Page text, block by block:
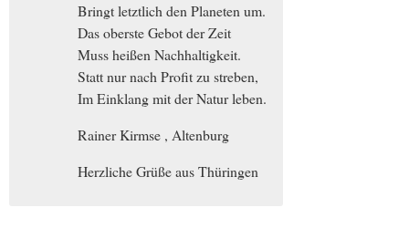
Bringt letztlich den Planeten um.
Das oberste Gebot der Zeit
Muss heißen Nachhaltigkeit.
Statt nur nach Profit zu streben,
Im Einklang mit der Natur leben.
Rainer Kirmse , Altenburg
Herzliche Grüße aus Thüringen